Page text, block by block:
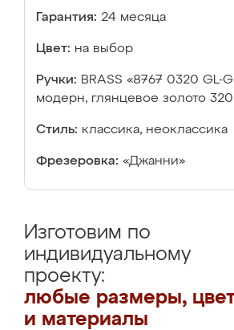
Гарантия: 24 месяца
Цвет: на выбор
Ручки: BRASS «8767 0320 GL-
модерн, глянцевое золото
Стиль: классика, неоклассика
Фрезеровка: «Джанни»
Изготовим по
индивидуальному
проекту:
любые размеры,
и материалы